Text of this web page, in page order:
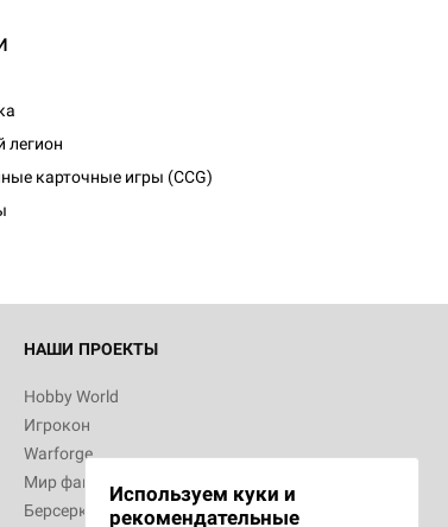
легион
карточные игры (CCG)
НАШИ ПРОЕКТЫ
Hobby World
Игрокон
Warforge
Мир фантастики
Берсерк
Используем куки и
рекомендательные